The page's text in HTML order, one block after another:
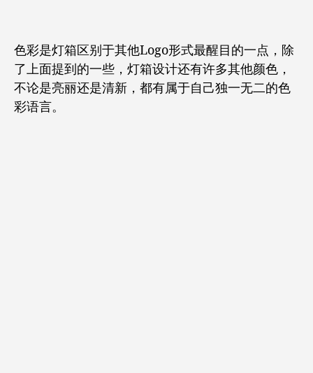
色彩是灯箱区别于其他Logo形式最醒目的一点，除
了上面提到的一些，灯箱设计还有许多其他颜色，
不论是亮丽还是清新，都有属于自己独一无二的色
彩语言。